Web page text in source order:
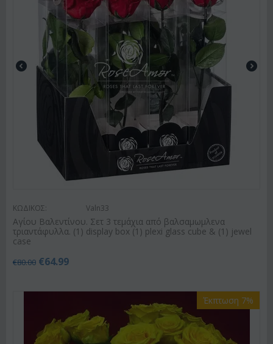
ΚΩΔΙΚΟΣ: Valn33
Αγίου Βαλεντίνου. Σετ 3 τεμάχια από βαλσαμωμλενα
τριαντάφυλλα. (1) display box (1) plexi glass cube & (1) jewel
case
€80.00 €64.99
Έκπτωση 7%